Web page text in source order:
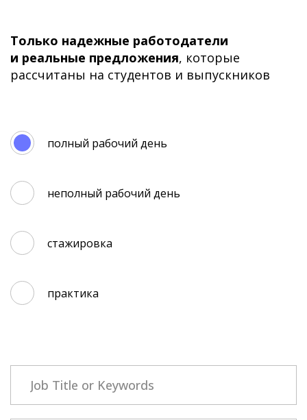
Только надежные работодатели
и реальные предложения, которые
рассчитаны на студентов и выпускников
полный рабочий день
неполный рабочий день
стажировка
практика